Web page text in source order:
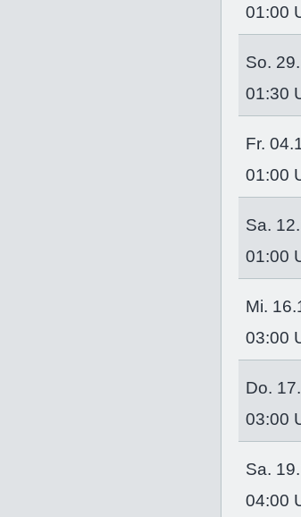
01:00
So.
01:30
Fr.
01:00
Sa.
01:00
Mi.
03:00
Do.
03:00
Sa.
04:00